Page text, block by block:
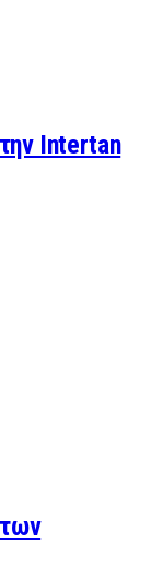
Intertan